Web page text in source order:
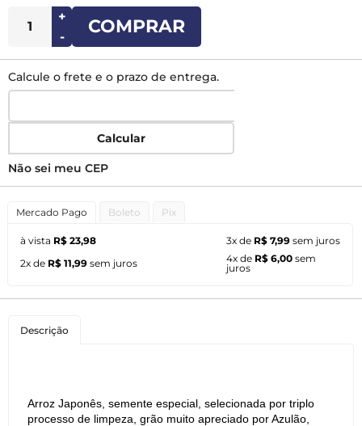
+
-
COMPRAR
Calcule o frete e o prazo de entrega.
Calcular
Não sei meu CEP
Mercado Pago Boleto Pix
à vista R$ 23,98
2x de R$ 11,99 sem juros
3x de R$ 7,99 sem juros
4x de R$ 6,00 sem
juros
Descrição
Arroz Japonês, semente especial, selecionada por triplo
processo de limpeza, grão muito apreciado por Azulão,